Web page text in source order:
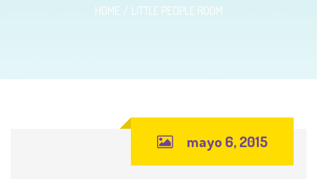
HOME LITTLE PEOPLE ROOM
mayo 6, 2015